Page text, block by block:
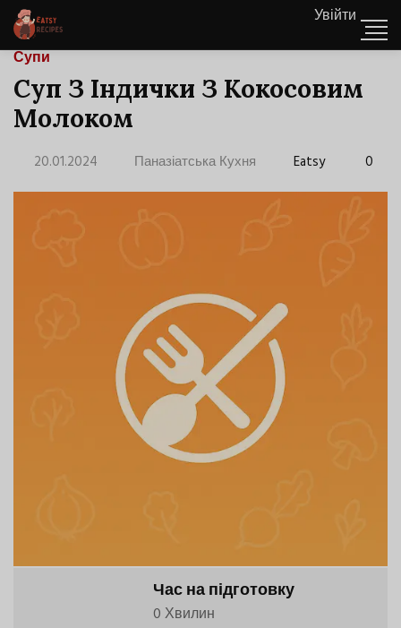
Увійти
Супи
Суп З Індички З Кокосовим
Молоком
20.01.2024 Паназіатська Кухня Eatsy 0
Час на підготовку
0 Хвилин